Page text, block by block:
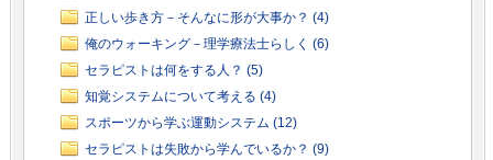
正しい歩き方－そんなに形が大事か？ (4)
俺のウォーキング－理学療法士らしく (6)
セラピストは何をする人？ (5)
知覚システムについて考える (4)
スポーツから学ぶ運動システム (12)
セラピストは失敗から学んでいるか？ (9)